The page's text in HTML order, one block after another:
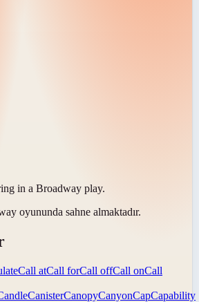
in a Broadway play.
oyununda sahne almaktadır.
Call atCall forCall offCall onCall
CanisterCanopyCanyonCapCapability